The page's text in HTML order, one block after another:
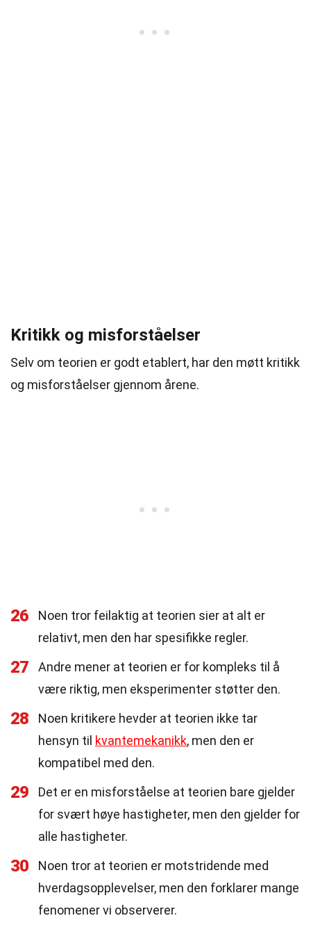
Kritikk og misforståelser
Selv om teorien er godt etablert, har den møtt kritikk
og misforståelser gjennom årene.
26
Noen tror feilaktig at teorien sier at alt er
relativt, men den har spesifikke regler.
27
Andre mener at teorien er for kompleks til å
være riktig, men eksperimenter støtter den.
28
Noen kritikere hevder at teorien ikke tar
hensyn til kvantemekanikk, men den er
kompatibel med den.
29
Det er en misforståelse at teorien bare gjelder
for svært høye hastigheter, men den gjelder for
alle hastigheter.
30
Noen tror at teorien er motstridende med
hverdagsopplevelser, men den forklarer mange
fenomener vi observerer.